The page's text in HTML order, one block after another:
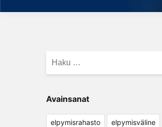
Avainsanat
elpymisrahasto elpymisväline